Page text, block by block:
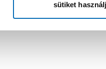
sütiket